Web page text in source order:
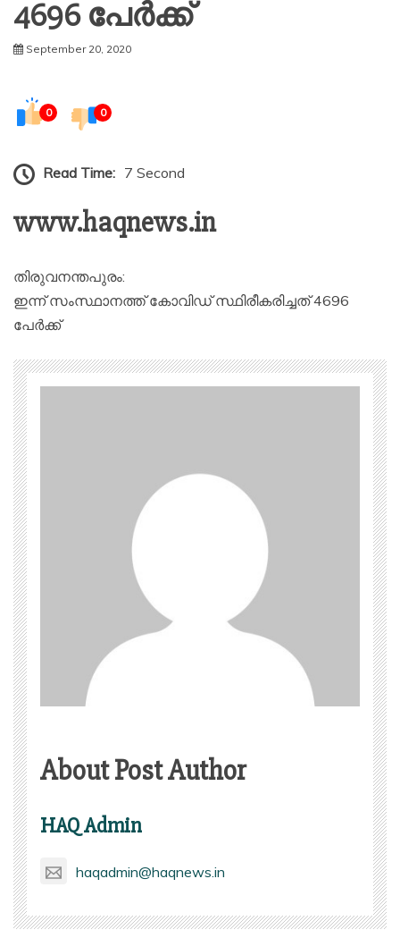
4696 പേർക്ക്
September 20, 2020
0 0
Read Time: 7 Second
www.haqnews.in
തിരുവനന്തപുരം:
ഇന്ന് സംസ്ഥാനത്ത് കോവിഡ് സ്ഥിരീകരിച്ചത് 4696
പേർക്ക്
About Post Author
HAQ Admin
haqadmin@haqnews.in